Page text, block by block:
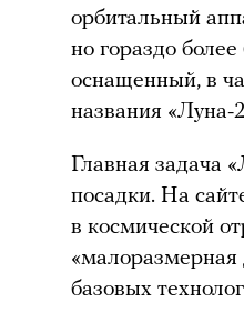
орбитальный
но гораздо
оснащенный, в
названия «Луна-
Главная задача
посадки. На
в космической
«малоразмерная
базовых